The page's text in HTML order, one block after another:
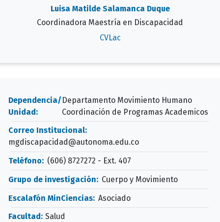
Luisa Matilde Salamanca Duque
Coordinadora Maestría en Discapacidad
CVLac
Dependencia/
Unidad:
Departamento Movimiento Humano
Coordinación de Programas Academicos
Correo Institucional:
mgdiscapacidad@autonoma.edu.co
Teléfono: (606) 8727272 - Ext. 407
Grupo de investigación: Cuerpo y Movimiento
Escalafón MinCiencias: Asociado
Facultad: Salud